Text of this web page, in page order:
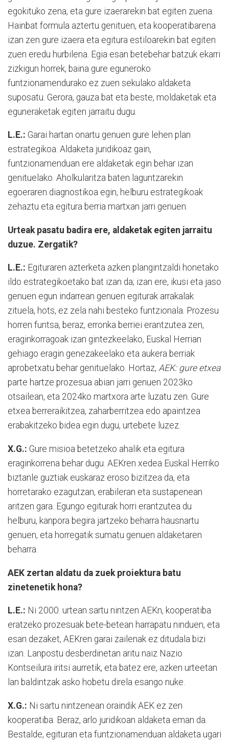
egokituko zena, eta gure izaerarekin bat egiten zuena.
Hainbat formula aztertu genituen, eta kooperatibarena
izan zen gure izaera eta egitura estiloarekin bat egiten
zuen eredu hurbilena. Egia esan betebehar batzuk ekarri
zizkigun horrek, baina gure eguneroko
funtzionamendurako ez zuen sekulako aldaketa
suposatu. Gerora, gauza bat eta beste, moldaketak eta
eguneraketak egiten jarraitu dugu.
L.E.: Garai hartan onartu genuen gure lehen plan
estrategikoa. Aldaketa juridikoaz gain,
funtzionamenduan ere aldaketak egin behar izan
genituelako. Aholkularitza baten laguntzarekin
egoeraren diagnostikoa egin, helburu estrategikoak
zehaztu eta egitura berria martxan jarri genuen.
Urteak pasatu badira ere, aldaketak egiten jarraitu
duzue. Zergatik?
L.E.: Egituraren azterketa azken plangintzaldi honetako
ildo estrategikoetako bat izan da; izan ere, ikusi eta jaso
genuen egun indarrean genuen egiturak arrakalak
zituela, hots, ez zela nahi besteko funtzionala. Prozesu
horren funtsa, beraz, erronka berriei erantzutea zen,
eraginkorragoak izan gintezkeelako, Euskal Herrian
gehiago eragin genezakeelako eta aukera berriak
aprobetxatu behar genituelako. Hortaz, AEK: gure etxea
parte hartze prozesua abian jarri genuen 2023ko
otsailean, eta 2024ko martxora arte luzatu zen. Gure
etxea berreraikitzea, zaharberritzea edo apaintzea
erabakitzeko bidea egin dugu, urtebete luzez.
X.G.: Gure misioa betetzeko ahalik eta egitura
eraginkorrena behar dugu. AEKren xedea Euskal Herriko
biztanle guztiak euskaraz eroso bizitzea da, eta
horretarako ezagutzan, erabileran eta sustapenean
aritzen gara. Egungo egiturak horri erantzutea du
helburu, kanpora begira jartzeko beharra hausnartu
genuen, eta horregatik sumatu genuen aldaketaren
beharra.
AEK zertan aldatu da zuek proiektura batu
zinetenetik hona?
L.E.: Ni 2000. urtean sartu nintzen AEKn, kooperatiba
eratzeko prozesuak bete-betean harrapatu ninduen, eta
esan dezaket, AEKren garai zailenak ez ditudala bizi
izan. Lanpostu desberdinetan aritu naiz Nazio
Kontseilura iritsi aurretik, eta batez ere, azken urteetan
lan baldintzak asko hobetu direla esango nuke.
X.G.: Ni sartu nintzenean oraindik AEK ez zen
kooperatiba. Beraz, arlo juridikoan aldaketa eman da.
Bestalde, egituran eta funtzionamenduan aldaketa ugari